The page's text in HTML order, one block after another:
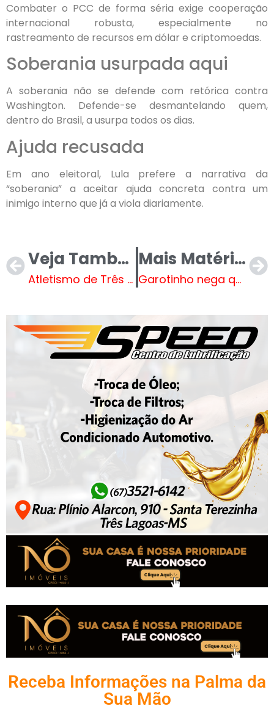
Combater o PCC de forma séria exige cooperação
internacional robusta, especialmente no
rastreamento de recursos em dólar e criptomoedas.
Soberania usurpada aqui
A soberania não se defende com retórica contra
Washington. Defende-se desmantelando quem,
dentro do Brasil, a usurpa todos os dias.
Ajuda recusada
Em ano eleitoral, Lula prefere a narrativa da
“soberania” a aceitar ajuda concreta contra um
inimigo interno que já a viola diariamente.
Veja Também
Atletismo de Três Lagoas conquista 11 medalhas no Campeonato Estadual
Mais Matérias
Garotinho nega que Flávio apareça em suposto vídeo de farra de Vorcaro
Receba Informações na Palma da
Sua Mão